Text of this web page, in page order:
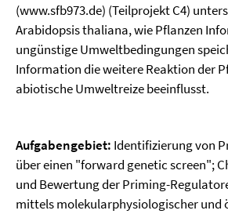
(www.sfb973.de) (Teilprojekt C4)
Arabidopsis thaliana, wie Pflanzen
ungünstige Umweltbedingungen
Information die weitere Reaktion der
abiotische Umweltreize beeinflusst.
Aufgabengebiet: Identifizierung von
über einen "forward genetic screen";
und Bewertung der Priming-
mittels molekularphysiologischer und